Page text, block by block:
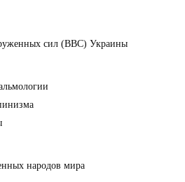
сил (ВВС) Украины
народов мира